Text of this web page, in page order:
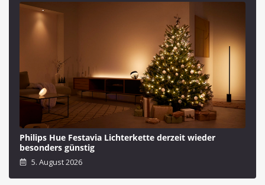
Philips Hue Festavia Lichterkette derzeit wieder
besonders günstig
5. August 2026